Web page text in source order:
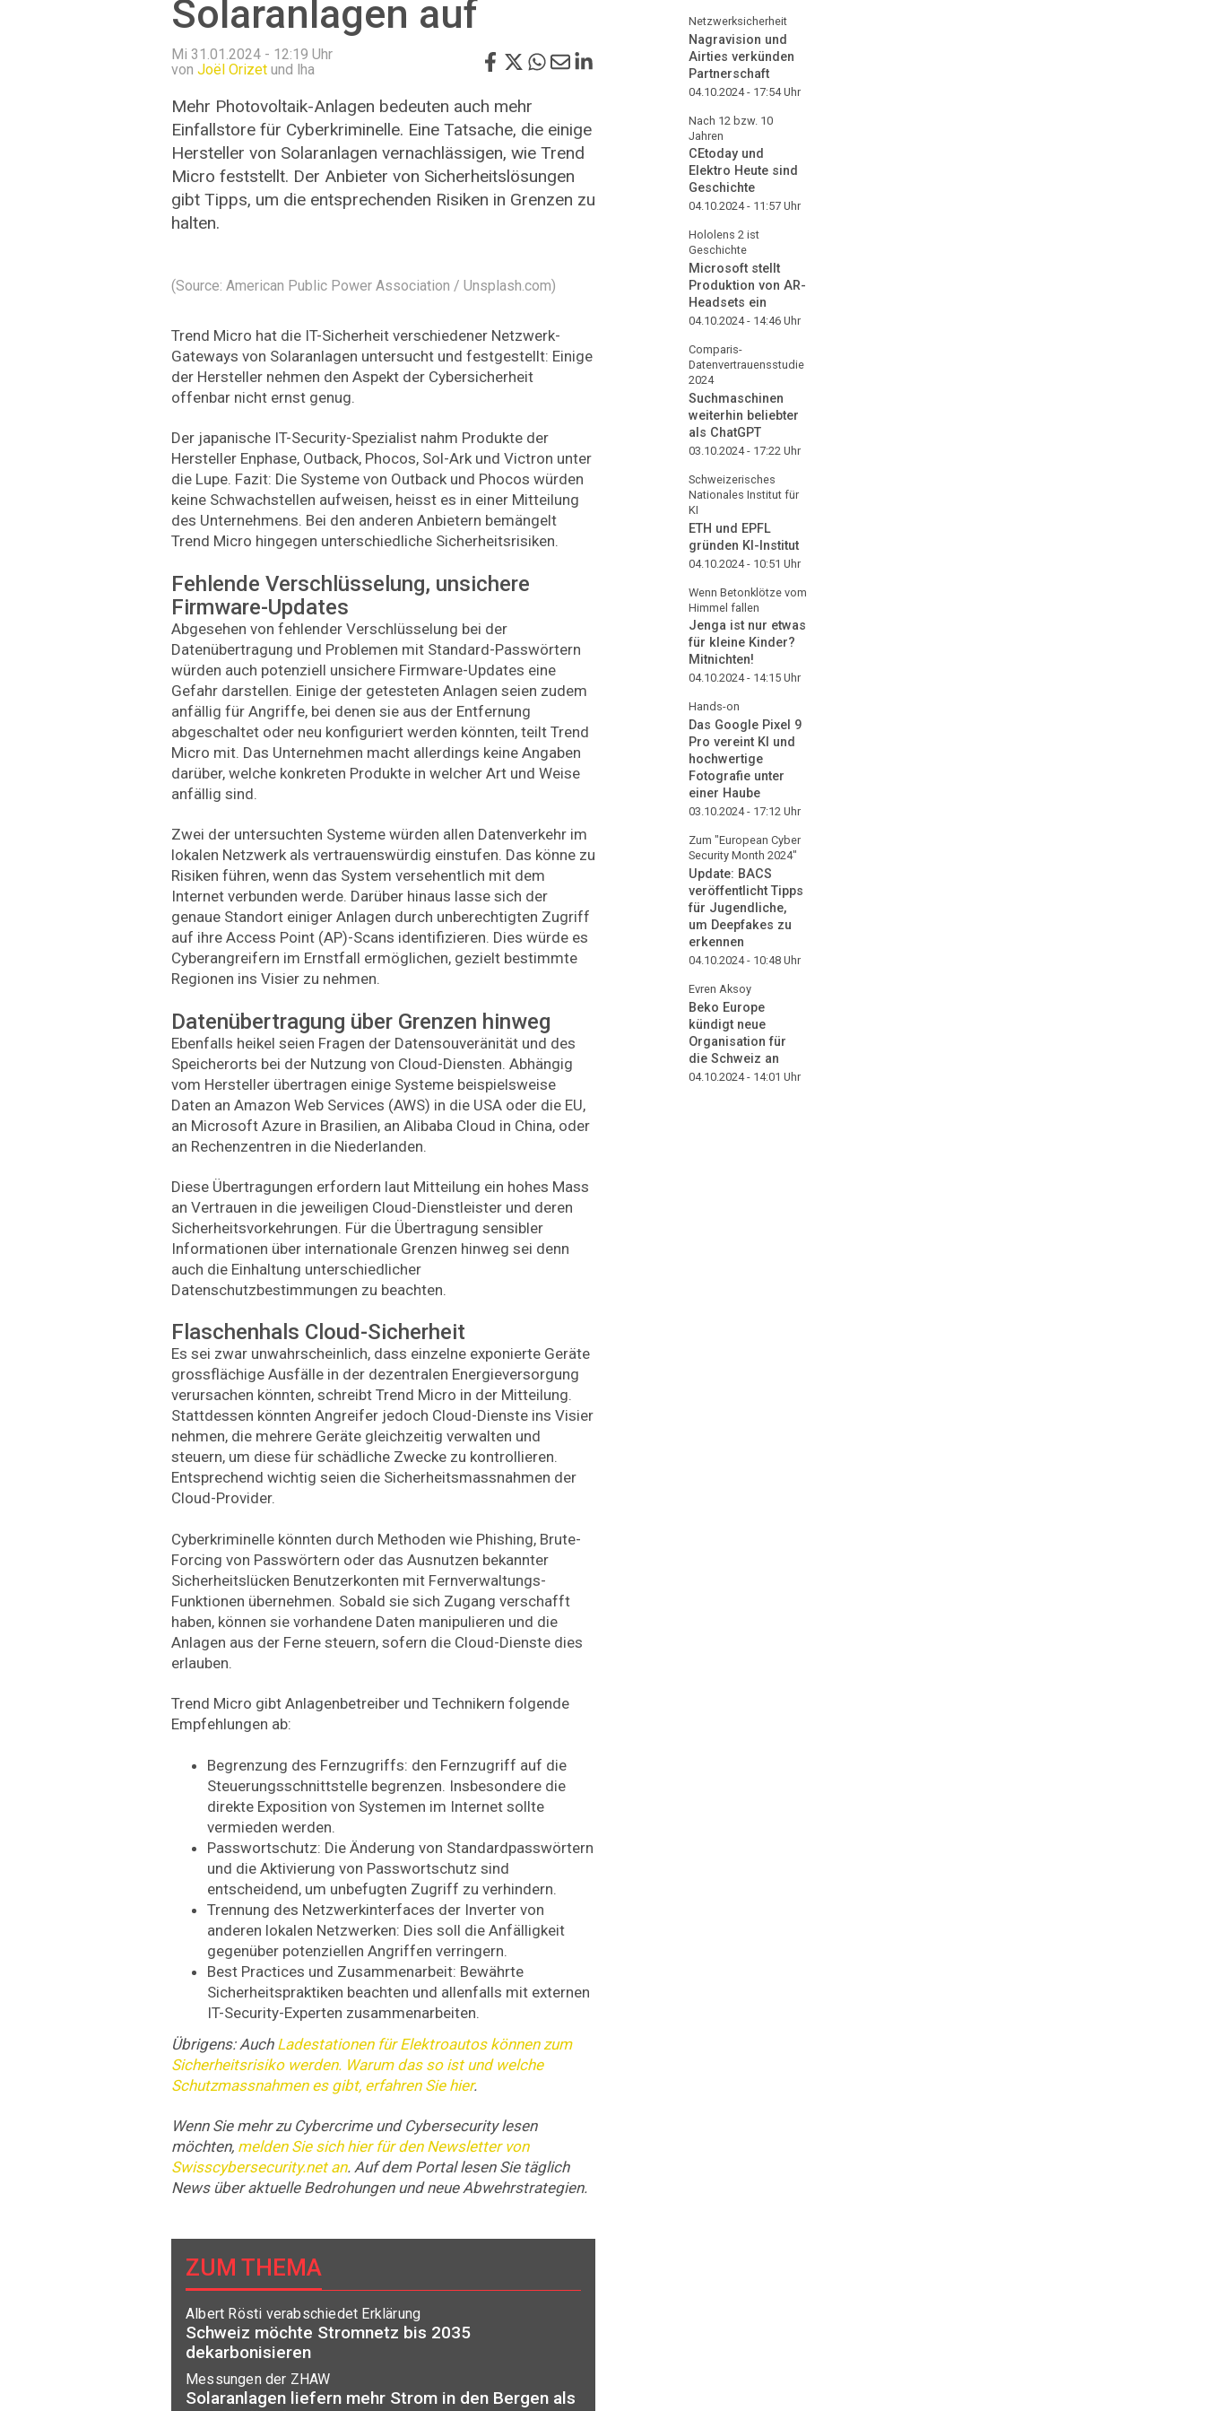
Solaranlagen auf
Mi 31.01.2024 - 12:19 Uhr
von Joël Orizet und lha
Mehr Photovoltaik-Anlagen bedeuten auch mehr
Einfallstore für Cyberkriminelle. Eine Tatsache, die einige
Hersteller von Solaranlagen vernachlässigen, wie Trend
Micro feststellt. Der Anbieter von Sicherheitslösungen
gibt Tipps, um die entsprechenden Risiken in Grenzen zu
halten.
(Source: American Public Power Association / Unsplash.com)
Trend Micro hat die IT-Sicherheit verschiedener Netzwerk-
Gateways von Solaranlagen untersucht und festgestellt: Einige
der Hersteller nehmen den Aspekt der Cybersicherheit
offenbar nicht ernst genug.
Der japanische IT-Security-Spezialist nahm Produkte der
Hersteller Enphase, Outback, Phocos, Sol-Ark und Victron unter
die Lupe. Fazit: Die Systeme von Outback und Phocos würden
keine Schwachstellen aufweisen, heisst es in einer Mitteilung
des Unternehmens. Bei den anderen Anbietern bemängelt
Trend Micro hingegen unterschiedliche Sicherheitsrisiken.
Fehlende Verschlüsselung, unsichere
Firmware-Updates
Abgesehen von fehlender Verschlüsselung bei der
Datenübertragung und Problemen mit Standard-Passwörtern
würden auch potenziell unsichere Firmware-Updates eine
Gefahr darstellen. Einige der getesteten Anlagen seien zudem
anfällig für Angriffe, bei denen sie aus der Entfernung
abgeschaltet oder neu konfiguriert werden könnten, teilt Trend
Micro mit. Das Unternehmen macht allerdings keine Angaben
darüber, welche konkreten Produkte in welcher Art und Weise
anfällig sind.
Zwei der untersuchten Systeme würden allen Datenverkehr im
lokalen Netzwerk als vertrauenswürdig einstufen. Das könne zu
Risiken führen, wenn das System versehentlich mit dem
Internet verbunden werde. Darüber hinaus lasse sich der
genaue Standort einiger Anlagen durch unberechtigten Zugriff
auf ihre Access Point (AP)-Scans identifizieren. Dies würde es
Cyberangreifern im Ernstfall ermöglichen, gezielt bestimmte
Regionen ins Visier zu nehmen.
Datenübertragung über Grenzen hinweg
Ebenfalls heikel seien Fragen der Datensouveränität und des
Speicherorts bei der Nutzung von Cloud-Diensten. Abhängig
vom Hersteller übertragen einige Systeme beispielsweise
Daten an Amazon Web Services (AWS) in die USA oder die EU,
an Microsoft Azure in Brasilien, an Alibaba Cloud in China, oder
an Rechenzentren in die Niederlanden.
Diese Übertragungen erfordern laut Mitteilung ein hohes Mass
an Vertrauen in die jeweiligen Cloud-Dienstleister und deren
Sicherheitsvorkehrungen. Für die Übertragung sensibler
Informationen über internationale Grenzen hinweg sei denn
auch die Einhaltung unterschiedlicher
Datenschutzbestimmungen zu beachten.
Flaschenhals Cloud-Sicherheit
Es sei zwar unwahrscheinlich, dass einzelne exponierte Geräte
grossflächige Ausfälle in der dezentralen Energieversorgung
verursachen könnten, schreibt Trend Micro in der Mitteilung.
Stattdessen könnten Angreifer jedoch Cloud-Dienste ins Visier
nehmen, die mehrere Geräte gleichzeitig verwalten und
steuern, um diese für schädliche Zwecke zu kontrollieren.
Entsprechend wichtig seien die Sicherheitsmassnahmen der
Cloud-Provider.
Cyberkriminelle könnten durch Methoden wie Phishing, Brute-
Forcing von Passwörtern oder das Ausnutzen bekannter
Sicherheitslücken Benutzerkonten mit Fernverwaltungs-
Funktionen übernehmen. Sobald sie sich Zugang verschafft
haben, können sie vorhandene Daten manipulieren und die
Anlagen aus der Ferne steuern, sofern die Cloud-Dienste dies
erlauben.
Trend Micro gibt Anlagenbetreiber und Technikern folgende
Empfehlungen ab:
Begrenzung des Fernzugriffs: den Fernzugriff auf die
Steuerungsschnittstelle begrenzen. Insbesondere die
direkte Exposition von Systemen im Internet sollte
vermieden werden.
Passwortschutz: Die Änderung von Standardpasswörtern
und die Aktivierung von Passwortschutz sind
entscheidend, um unbefugten Zugriff zu verhindern.
Trennung des Netzwerkinterfaces der Inverter von
anderen lokalen Netzwerken: Dies soll die Anfälligkeit
gegenüber potenziellen Angriffen verringern.
Best Practices und Zusammenarbeit: Bewährte
Sicherheitspraktiken beachten und allenfalls mit externen
IT-Security-Experten zusammenarbeiten.
Übrigens: Auch Ladestationen für Elektroautos können zum
Sicherheitsrisiko werden. Warum das so ist und welche
Schutzmassnahmen es gibt, erfahren Sie hier.
Wenn Sie mehr zu Cybercrime und Cybersecurity lesen
möchten, melden Sie sich hier für den Newsletter von
Swisscybersecurity.net an. Auf dem Portal lesen Sie täglich
News über aktuelle Bedrohungen und neue Abwehrstrategien.
ZUM THEMA
Albert Rösti verabschiedet Erklärung
Schweiz möchte Stromnetz bis 2035
dekarbonisieren
Messungen der ZHAW
Solaranlagen liefern mehr Strom in den Bergen als
Netzwerksicherheit
Nagravision und
Airties verkünden
Partnerschaft
04.10.2024 - 17:54Uhr
Nach 12 bzw. 10
Jahren
CEtoday und
Elektro Heute sind
Geschichte
04.10.2024 - 11:57 Uhr
Hololens 2 ist
Geschichte
Microsoft stellt
Produktion von AR-
Headsets ein
04.10.2024 - 14:46 Uhr
Comparis-
Datenvertrauensstudie
2024
Suchmaschinen
weiterhin beliebter
als ChatGPT
03.10.2024 - 17:22 Uhr
Schweizerisches
Nationales Institut für
KI
ETH und EPFL
gründen KI-Institut
04.10.2024 - 10:51 Uhr
Wenn Betonklötze vom
Himmel fallen
Jenga ist nur etwas
für kleine Kinder?
Mitnichten!
04.10.2024 - 14:15 Uhr
Hands-on
Das Google Pixel 9
Pro vereint KI und
hochwertige
Fotografie unter
einer Haube
03.10.2024 - 17:12 Uhr
Zum "European Cyber
Security Month 2024"
Update: BACS
veröffentlicht Tipps
für Jugendliche,
um Deepfakes zu
erkennen
04.10.2024 - 10:48 Uhr
Evren Aksoy
Beko Europe
kündigt neue
Organisation für
die Schweiz an
04.10.2024 - 14:01 Uhr